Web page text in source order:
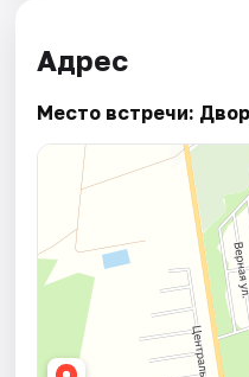
Адрес
Место встречи: